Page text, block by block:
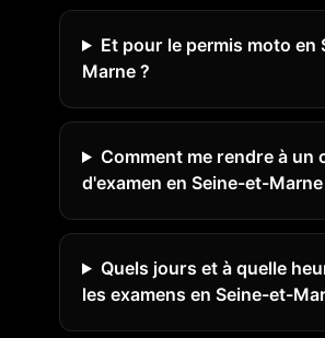
Et pour le permis moto en
Marne ?
Comment me rendre à un
d'examen en Seine-et-Marne
Quels jours et à quelle
les examens en Seine-et-